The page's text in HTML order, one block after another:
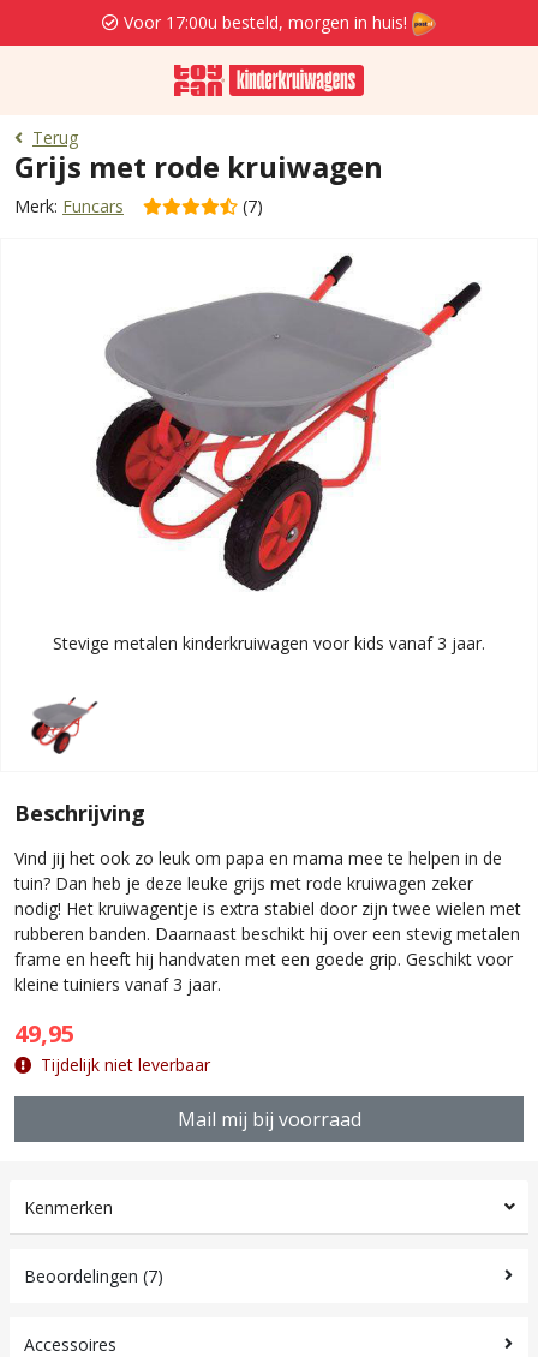
Voor 17:00u besteld, morgen in huis!
Terug
Grijs met rode kruiwagen
Merk: Funcars (7)
Stevige metalen kinderkruiwagen voor kids vanaf 3 jaar.
Beschrijving
Vind jij het ook zo leuk om papa en mama mee te helpen in de
tuin? Dan heb je deze leuke grijs met rode kruiwagen zeker
nodig! Het kruiwagentje is extra stabiel door zijn twee wielen met
rubberen banden. Daarnaast beschikt hij over een stevig metalen
frame en heeft hij handvaten met een goede grip. Geschikt voor
kleine tuiniers vanaf 3 jaar.
49,95
Tijdelijk niet leverbaar
Mail mij bij voorraad
Kenmerken
Beoordelingen (7)
Accessoires